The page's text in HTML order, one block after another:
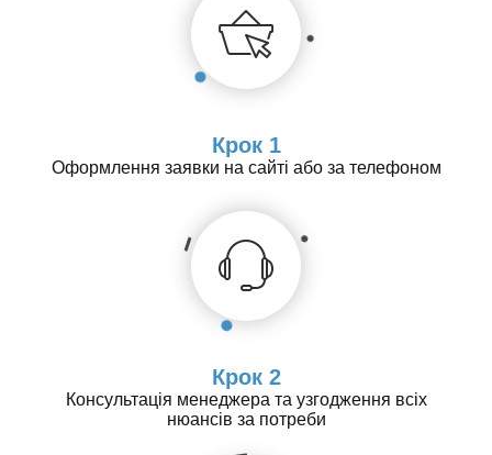
Крок 1
Оформлення заявки на сайті або за телефоном
Крок 2
Консультація менеджера та узгодження всіх
нюансів за потреби